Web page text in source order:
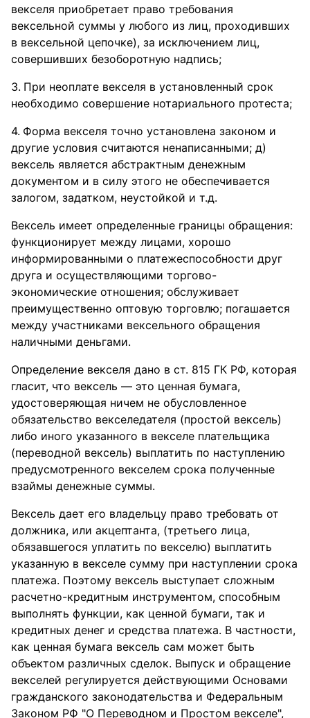
векселя приобретает право требования
вексельной суммы у любого из лиц, проходивших
в вексельной цепочке), за исключением лиц,
совершивших безоборотную надпись;
При неоплате векселя в установленный срок
необходимо совершение нотариального протеста;
Форма векселя точно установлена законом и
другие условия считаются ненаписанными; д)
вексель является абстрактным денежным
документом и в силу этого не обеспечивается
залогом, задатком, неустойкой и т.д.
Вексель имеет определенные границы обращения:
функционирует между лицами, хорошо
информированными о платежеспособности друг
друга и осуществляющими торгово-
экономические отношения; обслуживает
преимущественно оптовую торговлю; погашается
между участниками вексельного обращения
наличными деньгами.
Определение векселя дано в ст. 815 ГК РФ, которая
гласит, что вексель — это ценная бумага,
удостоверяющая ничем не обусловленное
обязательство векселедателя (простой вексель)
либо иного указанного в векселе плательщика
(переводной вексель) выплатить по наступлению
предусмотренного векселем срока полученные
взаймы денежные суммы.
Вексель дает его владельцу право требовать от
должника, или акцептанта, (третьего лица,
обязавшегося уплатить по векселю) выплатить
указанную в векселе сумму при наступлении срока
платежа. Поэтому вексель выступает сложным
расчетно-кредитным инструментом, способным
выполнять функции, как ценной бумаги, так и
кредитных денег и средства платежа. В частности,
как ценная бумага вексель сам может быть
объектом различных сделок. Выпуск и обращение
векселей регулируется действующими Основами
гражданского законодательства и Федеральным
Законом РФ "О Переводном и Простом векселе",